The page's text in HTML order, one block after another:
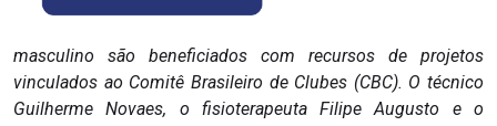
masculino são beneficiados com recursos de projetos
vinculados ao Comitê Brasileiro de Clubes (CBC). O técnico
Guilherme Novaes, o fisioterapeuta Filipe Augusto e o